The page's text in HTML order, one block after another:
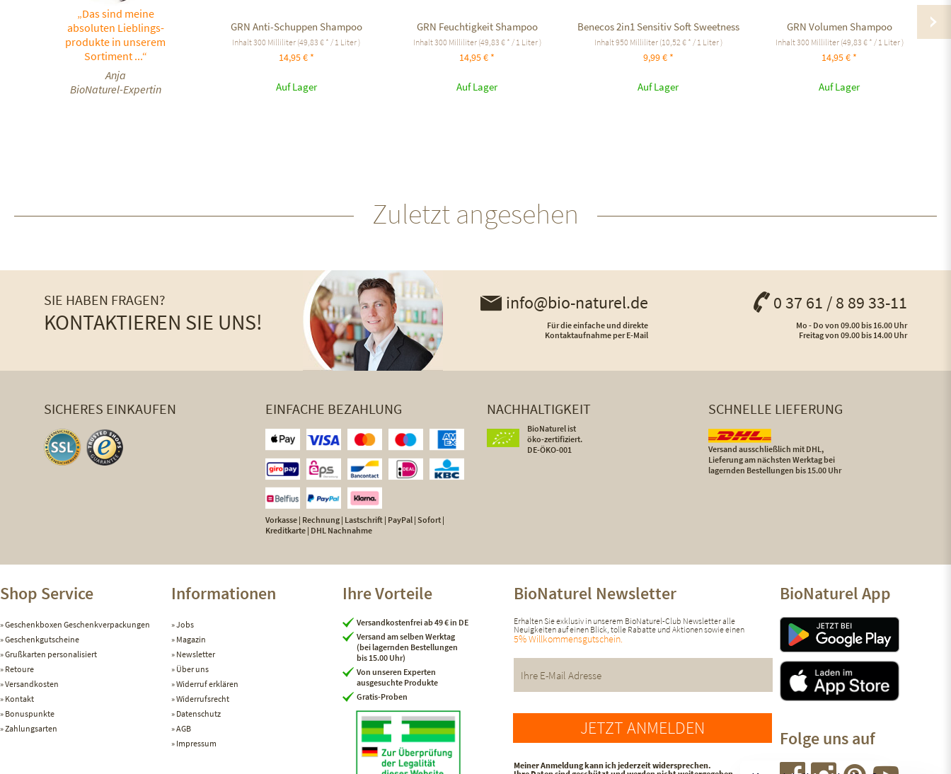
„Das sind meine
absoluten Lieblings-
produkte in unserem
Sortiment ...“
Anja
BioNaturel-Expertin
GRN Anti-Schuppen Shampoo
Inhalt300 Milliliter (49,83 € * / 1 Liter )
14,95 € *
Auf Lager
GRN Feuchtigkeit Shampoo
Inhalt300 Milliliter (49,83 € * / 1 Liter )
14,95 € *
Auf Lager
Benecos 2in1 Sensitiv Soft Sweetness
Inhalt950 Milliliter (10,52 € * / 1 Liter )
9,99 € *
Auf Lager
GRN Volumen Shampoo
Inhalt300 Milliliter (49,83 € * / 1 Liter )
14,95 € *
Auf Lager
Zuletzt angesehen
SIE HABEN FRAGEN?
KONTAKTIEREN SIE UNS!
info@bio-naturel.de
Für die einfache und direkte
Kontaktaufnahme per E-Mail
0 37 61 / 8 89 33-11
Mo - Do von 09.00 bis 16.00 Uhr
Freitag von 09.00 bis 14.00 Uhr
SICHERES EINKAUFEN EINFACHE BEZAHLUNG
Vorkasse | Rechnung | Lastschrift | PayPal | Sofort |
Kreditkarte | DHL Nachnahme
NACHHALTIGKEIT
BioNaturel ist
öko-zertifiziert.
DE-ÖKO-001
SCHNELLE LIEFERUNG
Versand ausschließlich mit DHL,
Lieferung am nächsten Werktag bei
lagernden Bestellungen bis 15.00 Uhr
Shop Service
Geschenkboxen Geschenkverpackungen
Geschenkgutscheine
Grußkarten personalisiert
Retoure
Versandkosten
Kontakt
Bonuspunkte
Zahlungsarten
Informationen
Jobs
Magazin
Newsletter
Über uns
Widerruf erklären
Widerrufsrecht
Datenschutz
AGB
Impressum
Ihre Vorteile
Versandkostenfrei ab 49 € in DE
Versand am selben Werktag
(bei lagernden Bestellungen
bis 15.00 Uhr)
Von unseren Experten
ausgesuchte Produkte
Gratis-Proben
BioNaturel Newsletter
Erhalten Sie exklusiv in unserem BioNaturel-Club Newsletter alle
Neuigkeiten auf einen Blick, tolle Rabatte und Aktionen sowie einen
5% Willkommensgutschein.
JETZT ANMELDEN
Meiner Anmeldung kann ich jederzeit widersprechen.
BioNaturel App
Folge uns auf